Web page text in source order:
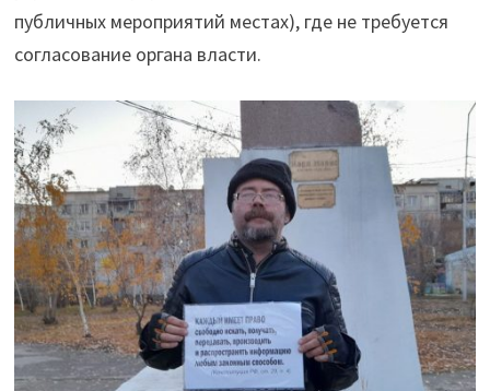
публичных мероприятий местах), где не требуется
согласование органа власти.